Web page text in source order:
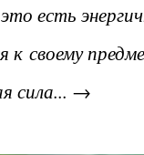
есть
к своему
сила... →